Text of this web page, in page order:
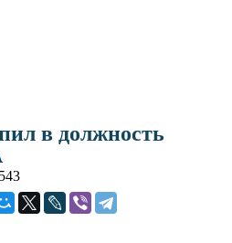
в должность